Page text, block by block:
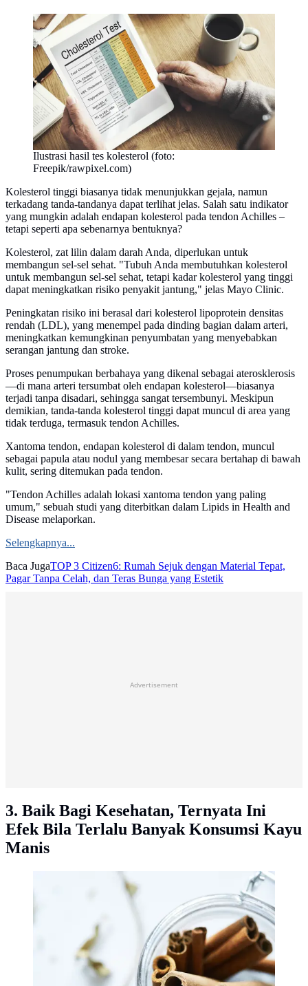
Ilustrasi hasil tes kolesterol (foto:
Freepik/rawpixel.com)
Kolesterol tinggi biasanya tidak menunjukkan gejala, namun
terkadang tanda-tandanya dapat terlihat jelas. Salah satu indikator
yang mungkin adalah endapan kolesterol pada tendon Achilles –
tetapi seperti apa sebenarnya bentuknya?
Kolesterol, zat lilin dalam darah Anda, diperlukan untuk
membangun sel-sel sehat. "Tubuh Anda membutuhkan kolesterol
untuk membangun sel-sel sehat, tetapi kadar kolesterol yang tinggi
dapat meningkatkan risiko penyakit jantung," jelas Mayo Clinic.
Peningkatan risiko ini berasal dari kolesterol lipoprotein densitas
rendah (LDL), yang menempel pada dinding bagian dalam arteri,
meningkatkan kemungkinan penyumbatan yang menyebabkan
serangan jantung dan stroke.
Proses penumpukan berbahaya yang dikenal sebagai aterosklerosis
—di mana arteri tersumbat oleh endapan kolesterol—biasanya
terjadi tanpa disadari, sehingga sangat tersembunyi. Meskipun
demikian, tanda-tanda kolesterol tinggi dapat muncul di area yang
tidak terduga, termasuk tendon Achilles.
Xantoma tendon, endapan kolesterol di dalam tendon, muncul
sebagai papula atau nodul yang membesar secara bertahap di bawah
kulit, sering ditemukan pada tendon.
"Tendon Achilles adalah lokasi xantoma tendon yang paling
umum," sebuah studi yang diterbitkan dalam Lipids in Health and
Disease melaporkan.
Selengkapnya...
Baca JugaTOP 3 Citizen6: Rumah Sejuk dengan Material Tepat,
Pagar Tanpa Celah, dan Teras Bunga yang Estetik
Advertisement
3. Baik Bagi Kesehatan, Ternyata Ini
Efek Bila Terlalu Banyak Konsumsi Kayu
Manis